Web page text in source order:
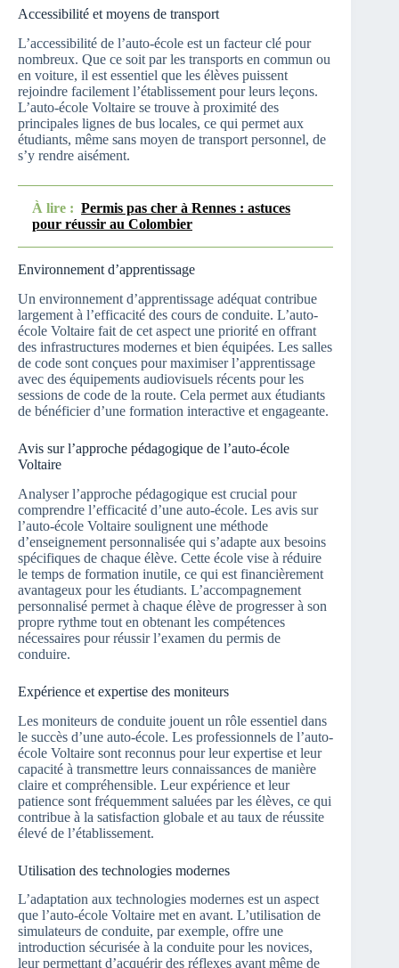
Accessibilité et moyens de transport
L’accessibilité de l’auto-école est un facteur clé pour
nombreux. Que ce soit par les transports en commun ou
en voiture, il est essentiel que les élèves puissent
rejoindre facilement l’établissement pour leurs leçons.
L’auto-école Voltaire se trouve à proximité des
principales lignes de bus locales, ce qui permet aux
étudiants, même sans moyen de transport personnel, de
s’y rendre aisément.
À lire : Permis pas cher à Rennes : astuces
pour réussir au Colombier
Environnement d’apprentissage
Un environnement d’apprentissage adéquat contribue
largement à l’efficacité des cours de conduite. L’auto-
école Voltaire fait de cet aspect une priorité en offrant
des infrastructures modernes et bien équipées. Les salles
de code sont conçues pour maximiser l’apprentissage
avec des équipements audiovisuels récents pour les
sessions de code de la route. Cela permet aux étudiants
de bénéficier d’une formation interactive et engageante.
Avis sur l’approche pédagogique de l’auto-école
Voltaire
Analyser l’approche pédagogique est crucial pour
comprendre l’efficacité d’une auto-école. Les avis sur
l’auto-école Voltaire soulignent une méthode
d’enseignement personnalisée qui s’adapte aux besoins
spécifiques de chaque élève. Cette école vise à réduire
le temps de formation inutile, ce qui est financièrement
avantageux pour les étudiants. L’accompagnement
personnalisé permet à chaque élève de progresser à son
propre rythme tout en obtenant les compétences
nécessaires pour réussir l’examen du permis de
conduire.
Expérience et expertise des moniteurs
Les moniteurs de conduite jouent un rôle essentiel dans
le succès d’une auto-école. Les professionnels de l’auto-
école Voltaire sont reconnus pour leur expertise et leur
capacité à transmettre leurs connaissances de manière
claire et compréhensible. Leur expérience et leur
patience sont fréquemment saluées par les élèves, ce qui
contribue à la satisfaction globale et au taux de réussite
élevé de l’établissement.
Utilisation des technologies modernes
L’adaptation aux technologies modernes est un aspect
que l’auto-école Voltaire met en avant. L’utilisation de
simulateurs de conduite, par exemple, offre une
introduction sécurisée à la conduite pour les novices,
leur permettant d’acquérir des réflexes avant même de